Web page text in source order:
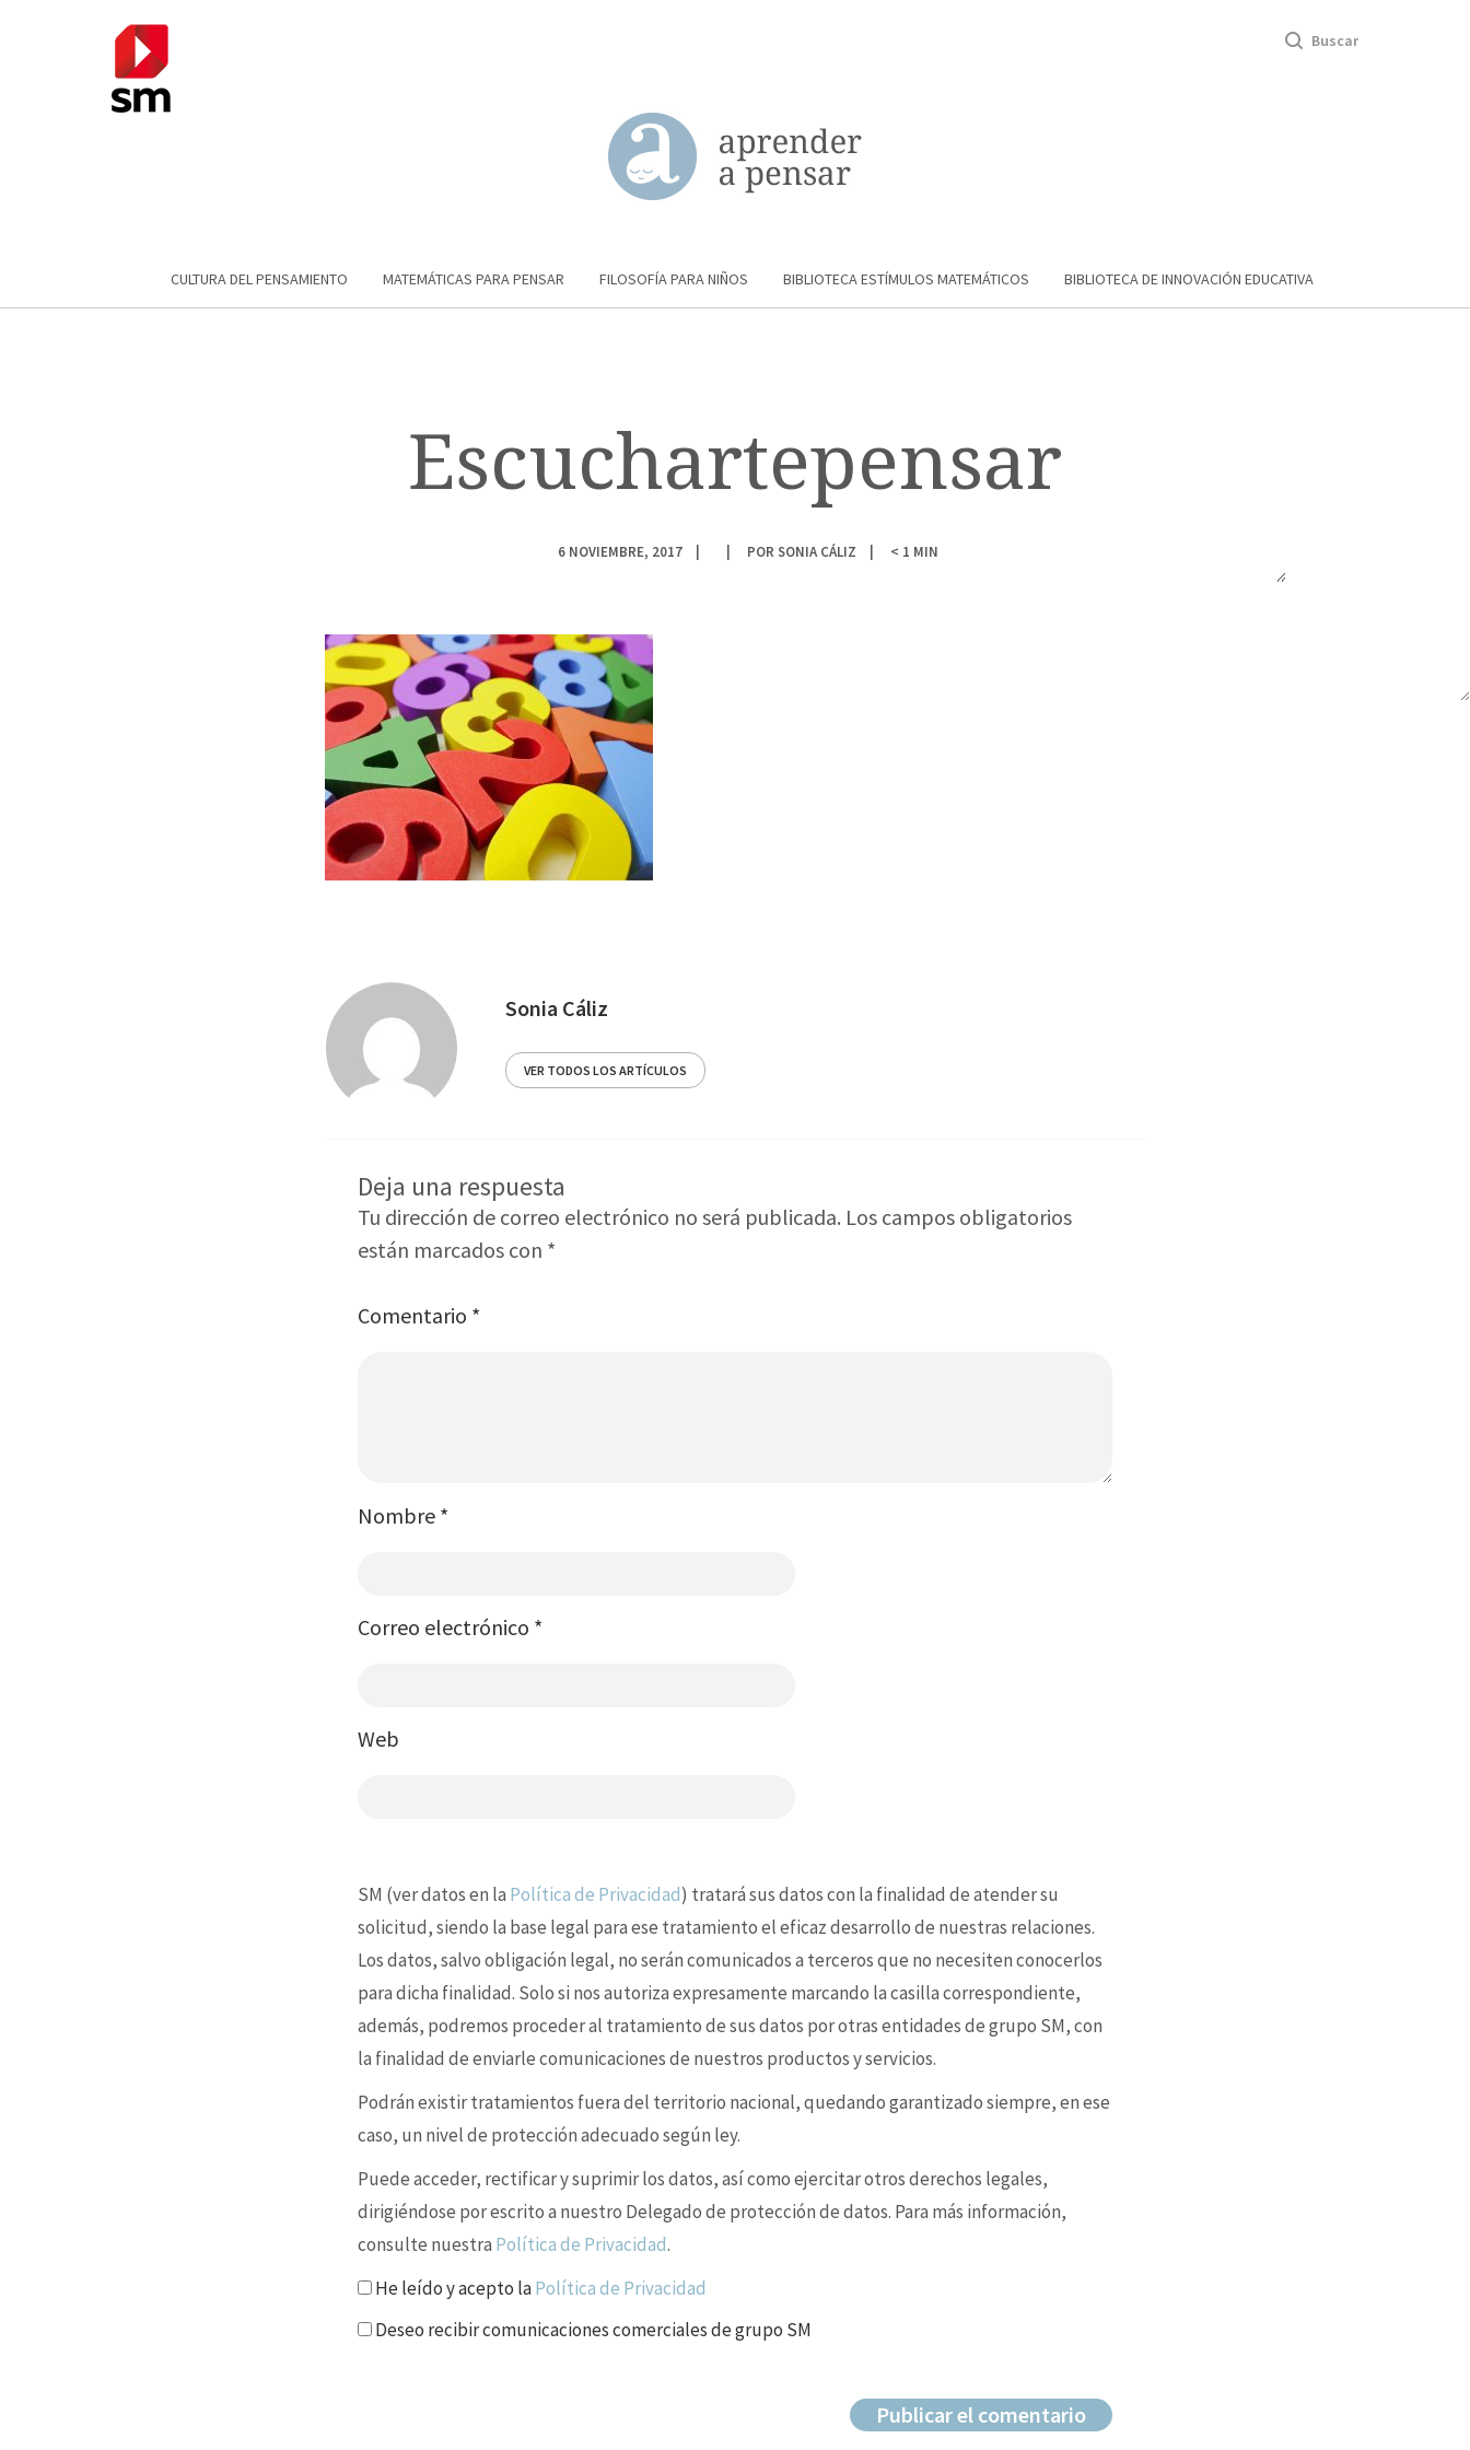
Buscar
CULTURA DEL PENSAMIENTO MATEMÁTICAS PARA PENSAR FILOSOFÍA PARA NIÑOS BIBLIOTECA ESTÍMULOS MATEMÁTICOS BIBLIOTECA DE INNOVACIÓN EDUCATIVA
Escuchartepensar
6 NOVIEMBRE, 2017 POR SONIA CÁLIZ < 1 MIN
Sonia Cáliz
VER TODOS LOS ARTÍCULOS
Deja una respuesta
Tu dirección de correo electrónico no será publicada. Los campos obligatorios
están marcados con *
Comentario *
Nombre *
Correo electrónico *
Web
SM (ver datos en la Política de Privacidad) tratará sus datos con la finalidad de atender su
solicitud, siendo la base legal para ese tratamiento el eficaz desarrollo de nuestras relaciones.
Los datos, salvo obligación legal, no serán comunicados a terceros que no necesiten conocerlos
para dicha finalidad. Solo si nos autoriza expresamente marcando la casilla correspondiente,
además, podremos proceder al tratamiento de sus datos por otras entidades de grupo SM, con
la finalidad de enviarle comunicaciones de nuestros productos y servicios.
Podrán existir tratamientos fuera del territorio nacional, quedando garantizado siempre, en ese
caso, un nivel de protección adecuado según ley.
Puede acceder, rectificar y suprimir los datos, así como ejercitar otros derechos legales,
dirigiéndose por escrito a nuestro Delegado de protección de datos. Para más información,
consulte nuestra Política de Privacidad.
He leído y acepto laPolítica de Privacidad
Deseo recibir comunicaciones comerciales de grupo SM